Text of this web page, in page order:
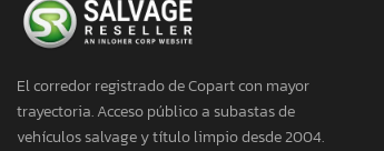
El corredor registrado de Copart con mayor
trayectoria. Acceso público a subastas de
vehículos salvage y título limpio desde 2004.